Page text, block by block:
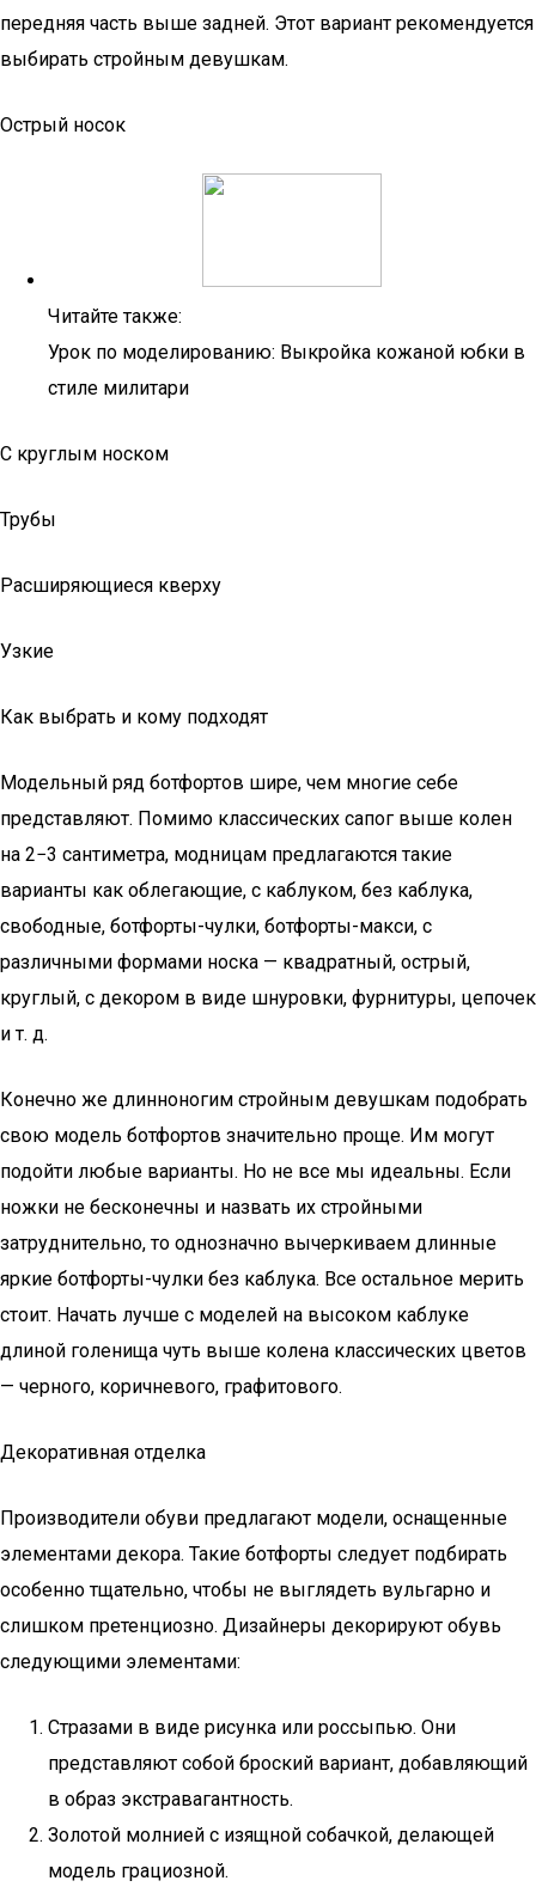
передняя часть выше задней. Этот вариант рекомендуется
выбирать стройным девушкам.
Острый носок
Читайте также:
Урок по моделированию: Выкройка кожаной юбки в
стиле милитари
С круглым носком
Трубы
Расширяющиеся кверху
Узкие
Как выбрать и кому подходят
Модельный ряд ботфортов шире, чем многие себе
представляют. Помимо классических сапог выше колен
на 2−3 сантиметра, модницам предлагаются такие
варианты как облегающие, с каблуком, без каблука,
свободные, ботфорты-чулки, ботфорты-макси, с
различными формами носка — квадратный, острый,
круглый, с декором в виде шнуровки, фурнитуры, цепочек
и т. д.
Конечно же длинноногим стройным девушкам подобрать
свою модель ботфортов значительно проще. Им могут
подойти любые варианты. Но не все мы идеальны. Если
ножки не бесконечны и назвать их стройными
затруднительно, то однозначно вычеркиваем длинные
яркие ботфорты-чулки без каблука. Все остальное мерить
стоит. Начать лучше с моделей на высоком каблуке
длиной голенища чуть выше колена классических цветов
— черного, коричневого, графитового.
Декоративная отделка
Производители обуви предлагают модели, оснащенные
элементами декора. Такие ботфорты следует подбирать
особенно тщательно, чтобы не выглядеть вульгарно и
слишком претенциозно. Дизайнеры декорируют обувь
следующими элементами:
Стразами в виде рисунка или россыпью. Они
представляют собой броский вариант, добавляющий
в образ экстравагантность.
Золотой молнией с изящной собачкой, делающей
модель грациозной.